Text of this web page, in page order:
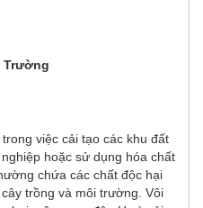
Trường
việc cải tạo các khu đất
hoặc sử dụng hóa chất
chứa các chất độc hại
trồng và môi trường. Vôi